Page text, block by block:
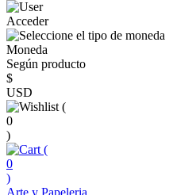
Acceder
Moneda
Según producto
$
USD
(
0
)
(
0
)
Arte y Papeleria